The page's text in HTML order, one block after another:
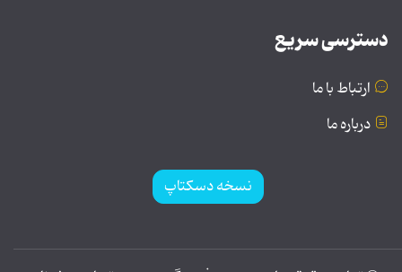
دسترسی سریع
ارتباط با ما
درباره ما
نسخه دسکتاپ